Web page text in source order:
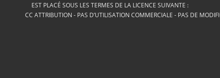
EST PLACÉ SOUS LES TERMES DE LA LICENCE SUIVANTE :
CC ATTRIBUTION - PAS D’UTILISATION COMMERCIALE - PAS DE